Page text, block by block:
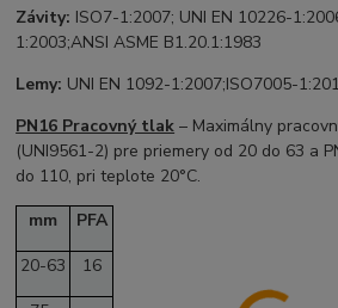
Závity: ISO7-1:2007; UNI EN 10226-
1:2003;ANSI ASME B1.20.1:1983
Lemy: UNI EN 1092-1:2007;ISO7005-
PN16 Pracovný tlak – Maximálny
(UNI9561-2) pre priemery od 20 do 63 a
do 110, pri teplote 20°C.
mm
PFA
20-63
16